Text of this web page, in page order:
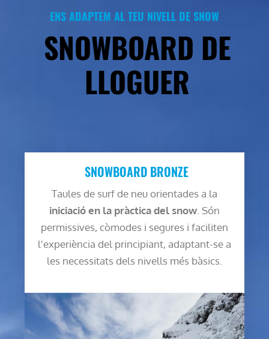
ENS ADAPTEM AL TEU NIVELL DE SNOW
SNOWBOARD DE
LLOGUER
SNOWBOARD BRONZE
Taules de surf de neu orientades a la
iniciació en la pràctica del snow . Són
permissives, còmodes i segures i faciliten
l'experiència del principiant, adaptant-se a
les necessitats dels nivells més bàsics.